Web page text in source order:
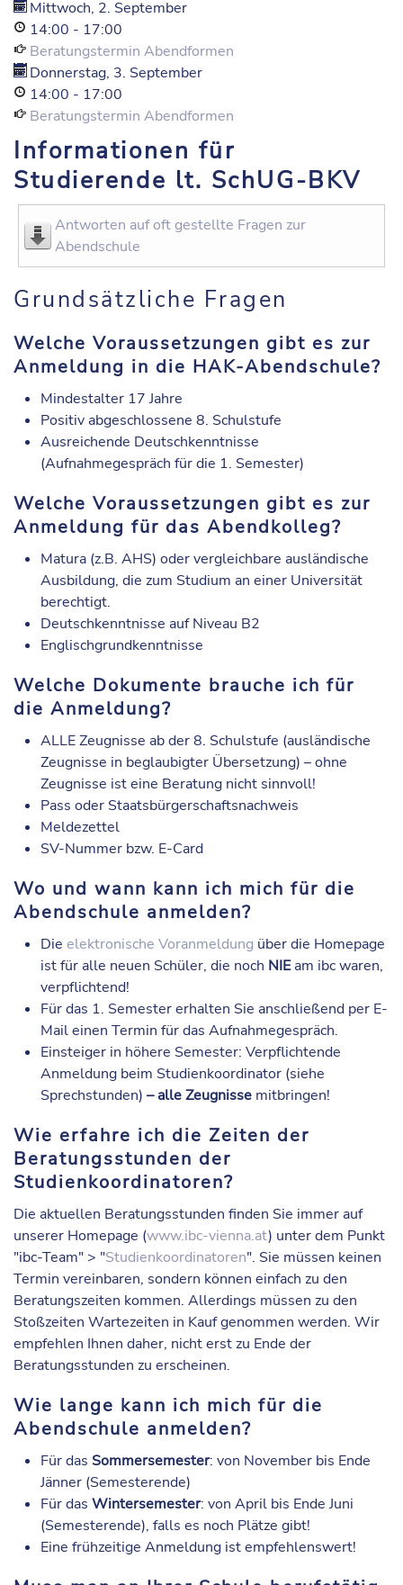
Mittwoch, 2. September
14:00 - 17:00
Beratungstermin Abendformen
Donnerstag, 3. September
14:00 - 17:00
Beratungstermin Abendformen
Informationen für
Studierende lt. SchUG-BKV
Antworten auf oft gestellte Fragen zur
Abendschule
Grundsätzliche Fragen
Welche Voraussetzungen gibt es zur
Anmeldung in die HAK-Abendschule?
Mindestalter 17 Jahre
Positiv abgeschlossene 8. Schulstufe
Ausreichende Deutschkenntnisse
(Aufnahmegespräch für die 1. Semester)
Welche Voraussetzungen gibt es zur
Anmeldung für das Abendkolleg?
Matura (z.B. AHS) oder vergleichbare ausländische
Ausbildung, die zum Studium an einer Universität
berechtigt.
Deutschkenntnisse auf Niveau B2
Englischgrundkenntnisse
Welche Dokumente brauche ich für
die Anmeldung?
ALLE Zeugnisse ab der 8. Schulstufe (ausländische
Zeugnisse in beglaubigter Übersetzung) – ohne
Zeugnisse ist eine Beratung nicht sinnvoll!
Pass oder Staatsbürgerschaftsnachweis
Meldezettel
SV-Nummer bzw. E-Card
Wo und wann kann ich mich für die
Abendschule anmelden?
Die elektronische Voranmeldung über die Homepage
ist für alle neuen Schüler, die noch NIEam ibc waren,
verpflichtend!
Für das 1. Semester erhalten Sie anschließend per E-
Mail einen Termin für das Aufnahmegespräch.
Einsteiger in höhere Semester: Verpflichtende
Anmeldung beim Studienkoordinator (siehe
Sprechstunden) – alle Zeugnisse mitbringen!
Wie erfahre ich die Zeiten der
Beratungsstunden der
Studienkoordinatoren?
Die aktuellen Beratungsstunden finden Sie immer auf
unserer Homepage (www.ibc-vienna.at) unter dem Punkt
"ibc-Team" > "Studienkoordinatoren". Sie müssen keinen
Termin vereinbaren, sondern können einfach zu den
Beratungszeiten kommen. Allerdings müssen zu den
Stoßzeiten Wartezeiten in Kauf genommen werden. Wir
empfehlen Ihnen daher, nicht erst zu Ende der
Beratungsstunden zu erscheinen.
Wie lange kann ich mich für die
Abendschule anmelden?
Für das Sommersemester: von November bis Ende
Jänner (Semesterende)
Für das Wintersemester: von April bis Ende Juni
(Semesterende), falls es noch Plätze gibt!
Eine frühzeitige Anmeldung ist empfehlenswert!